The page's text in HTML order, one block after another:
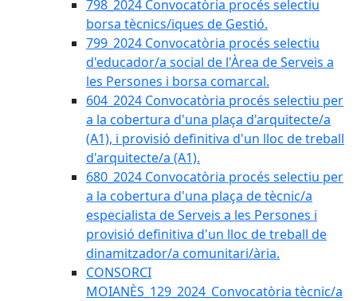
798_2024 Convocatòria procés selectiu
borsa tècnics/iques de Gestió.
799_2024 Convocatòria procés selectiu
d'educador/a social de l'Àrea de Serveis a
les Persones i borsa comarcal.
604_2024 Convocatòria procés selectiu per
a la cobertura d'una plaça d'arquitecte/a
(A1), i provisió definitiva d'un lloc de treball
d'arquitecte/a (A1).
680_2024 Convocatòria procés selectiu per
a la cobertura d'una plaça de tècnic/a
especialista de Serveis a les Persones i
provisió definitiva d'un lloc de treball de
dinamitzador/a comunitari/ària.
CONSORCI
MOIANÈS_129_2024_Convocatòria tècnic/a